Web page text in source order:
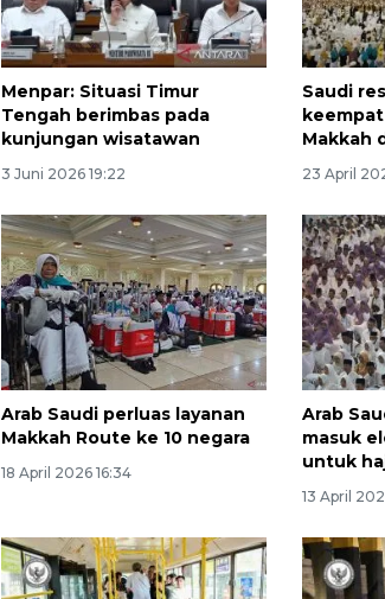
Menpar: Situasi Timur
Tengah berimbas pada
kunjungan wisatawan
3 Juni 2026 19:22
Saudi
Makkah
23 April
Arab Saudi perluas layanan
Makkah Route ke 10 negara
18 April 2026 16:34
Arab
masuk
untuk
13 April
Ekonomi
2026-08-06 18:45:00